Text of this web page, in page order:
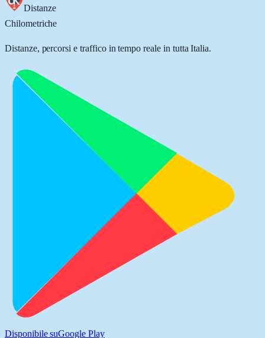
Distanze
Chilometriche
Distanze, percorsi e traffico in tempo reale in tutta Italia.
Disponibile suGoogle Play